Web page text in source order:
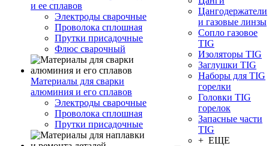
и ее сплавов
Электроды сварочные
Проволока сплошная
Прутки присадочные
Флюс сварочный
Материалы для сварки
алюминия и его сплавов
Электроды сварочные
Проволока сплошная
Прутки присадочные
Цангодержатели
и газовые линзы
Сопло газовое
TIG
Изоляторы TIG
Заглушки TIG
Наборы для TIG
горелки
Головки TIG
горелок
Запасные части
TIG
+ ЕЩЕ